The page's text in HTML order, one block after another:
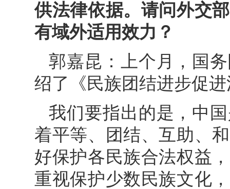
供法律依据。请问外交
有域外适用效力？
郭嘉昆：上个月，国
绍了《民族团结进步促
我们要指出的是，中
着平等、团结、互助、
好保护各民族合法权益
重视保护少数民族文化